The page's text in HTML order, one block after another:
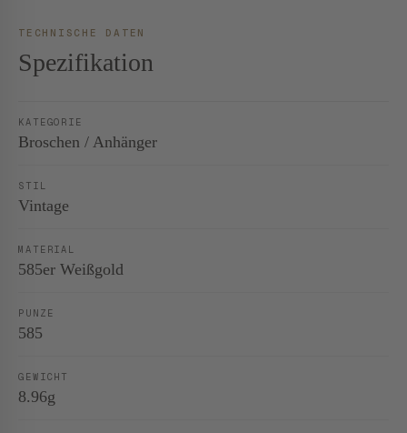
TECHNISCHE DATEN
Spezifikation
KATEGORIE
Broschen / Anhänger
STIL
Vintage
MATERIAL
585er Weißgold
PUNZE
585
GEWICHT
8.96g